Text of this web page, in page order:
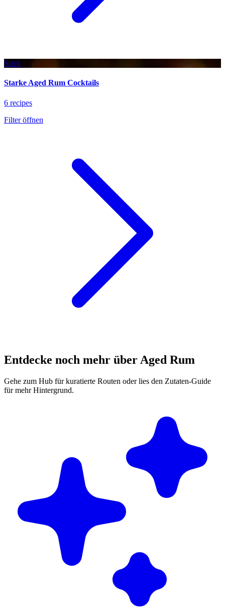
Stark
Starke Aged Rum Cocktails
6 recipes
Filter öffnen
Entdecke noch mehr über Aged Rum
Gehe zum Hub für kuratierte Routen oder lies den Zutaten-Guide
für mehr Hintergrund.